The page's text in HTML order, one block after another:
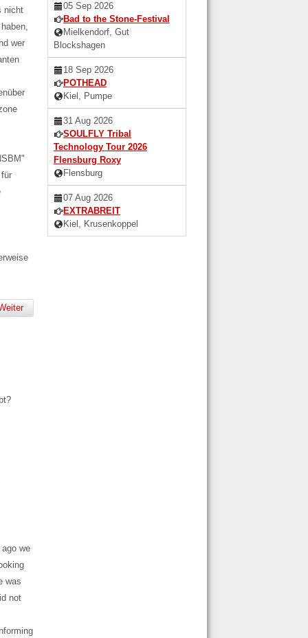
nicht
wer
we
was
not
05 Sep 2026
Bad to the Stone-Festival
Mielkendorf, Gut
Blockshagen
18 Sep 2026
POTHEAD
Kiel, Pumpe
31 Aug 2026
SOULFLY Tribal
Technology Tour 2026
Flensburg Roxy
Flensburg
07 Aug 2026
EXTRABREIT
Kiel, Krusenkoppel